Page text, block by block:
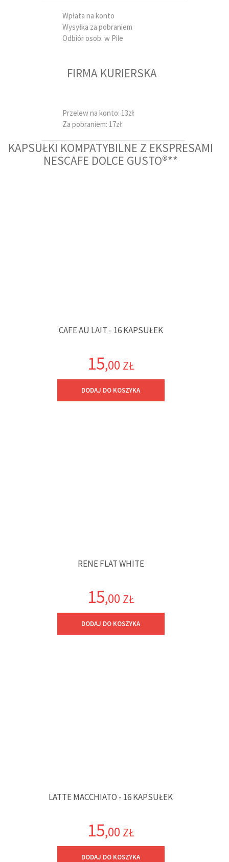
Wpłata na konto
Wysyłka za pobraniem
Odbiór osob. w Pile
FIRMA KURIERSKA
Przelew na konto: 13zł
Za pobraniem: 17zł
KAPSUŁKI KOMPATYBILNE Z EKSPRESAMI
NESCAFE DOLCE GUSTO®**
CAFE AU LAIT - 16 KAPSUŁEK
15,00 ZŁ
DODAJ DO KOSZYKA
RENE FLAT WHITE
15,00 ZŁ
DODAJ DO KOSZYKA
LATTE MACCHIATO - 16 KAPSUŁEK
15,00 ZŁ
DODAJ DO KOSZYKA